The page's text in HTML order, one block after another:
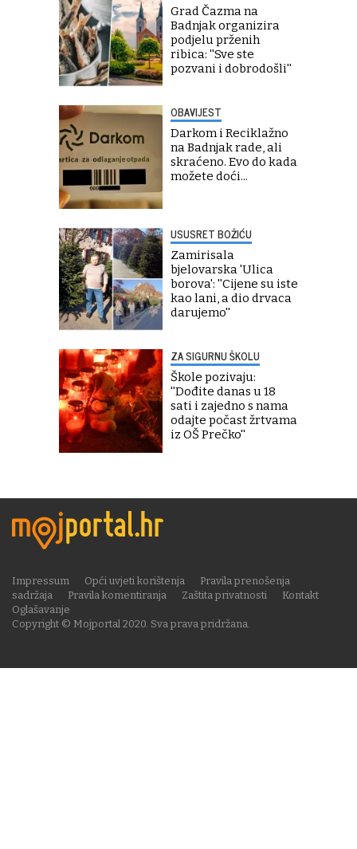
Grad Čazma na
Badnjak organizira
podjelu prženih
ribica: ''Sve ste
pozvani i dobrodošli''
OBAVIJEST
Darkom i Reciklažno
na Badnjak rade, ali
skraćeno. Evo do kada
možete doći...
USUSRET BOŽIĆU
Zamirisala
bjelovarska 'Ulica
borova': ''Cijene su iste
kao lani, a dio drvaca
darujemo''
ZA SIGURNU ŠKOLU
Škole pozivaju:
''Dođite danas u 18
sati i zajedno s nama
odajte počast žrtvama
iz OŠ Prečko''
Copyright © Mojportal 2020. Sva prava pridržana.
Impressum Opći uvjeti korištenja
Pravila prenošenja
sadržaja
Pravila komentiranja Zaštita privatnosti
Kontakt
Oglašavanje